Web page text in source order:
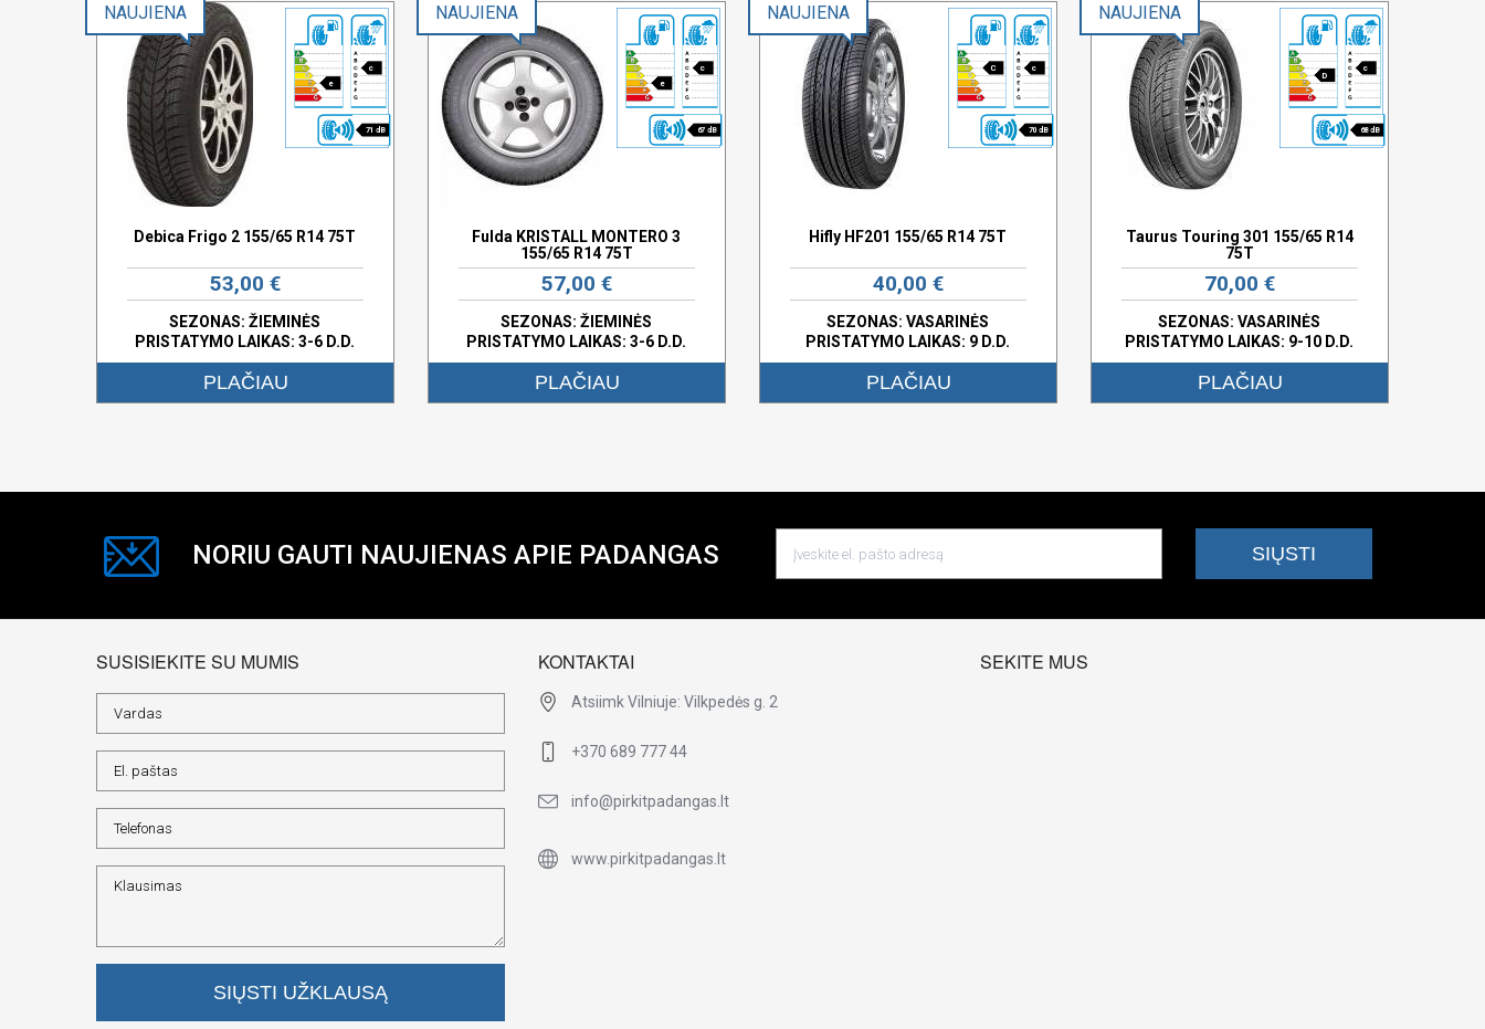
e
c
71 dB
NAUJIENA
Debica Frigo 2 155/65 R14 75T
53,00 €
SEZONAS: ŽIEMINĖS
PRISTATYMO LAIKAS: 3-6 D.D.
PLAČIAU
e
c
67 dB
NAUJIENA
Fulda KRISTALL MONTERO 3
155/65 R14 75T
57,00 €
SEZONAS: ŽIEMINĖS
PRISTATYMO LAIKAS: 3-6 D.D.
PLAČIAU
C c
70 dB
NAUJIENA
Hifly HF201 155/65 R14 75T
40,00 €
SEZONAS: VASARINĖS
PRISTATYMO LAIKAS: 9 D.D.
PLAČIAU
D
c
68 dB
NAUJIENA
Taurus Touring 301 155/65 R14
75T
70,00 €
SEZONAS: VASARINĖS
PRISTATYMO LAIKAS: 9-10 D.D.
PLAČIAU
NORIU GAUTI NAUJIENAS APIE PADANGAS
SUSISIEKITE SU MUMIS
SIŲSTI UŽKLAUSĄ
KONTAKTAI
Atsiimk Vilniuje: Vilkpedės g. 2
+370 689 777 44
info@pirkitpadangas.lt
www.pirkitpadangas.lt
SEKITE MUS